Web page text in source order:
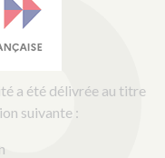
a été délivrée au titre
suivante :